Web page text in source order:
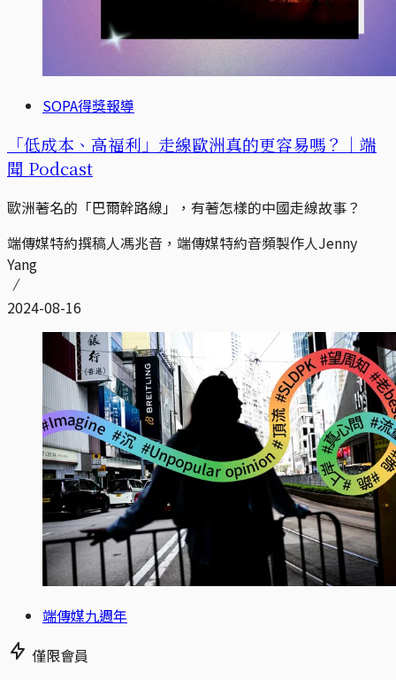
SOPA得獎報導
「低成本、高福利」走線歐洲真的更容易嗎？｜端
聞 Podcast
歐洲著名的「巴爾幹路線」，有著怎樣的中國走線故事？
端傳媒特約撰稿人馮兆音，端傳媒特約音頻製作人Jenny
Yang
2024-08-16
端傳媒九週年
僅限會員